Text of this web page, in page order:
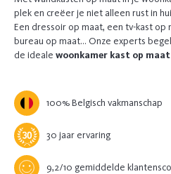
plek en creëer je niet alleen rust in
Een dressoir op maat, een tv-kast
bureau op maat… Onze experts
de ideale woonkamer kast op maat
100% Belgisch vakmanschap
30 jaar ervaring
9,2/10 gemiddelde